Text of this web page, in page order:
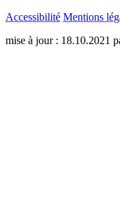
Accessibilité Mentions
mise à jour : 18.10.2021